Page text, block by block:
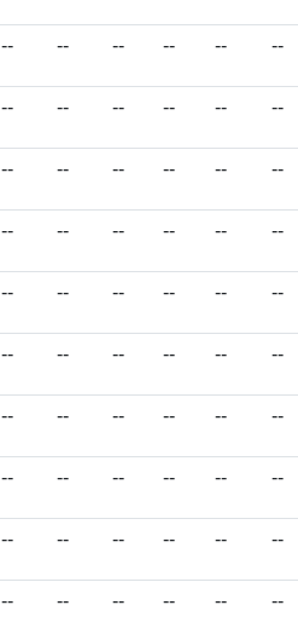
-- -- -- -- -- --
-- -- -- -- -- --
-- -- -- -- -- --
-- -- -- -- -- --
-- -- -- -- -- --
-- -- -- -- -- --
-- -- -- -- -- --
-- -- -- -- -- --
-- -- -- -- -- --
-- -- -- -- -- --